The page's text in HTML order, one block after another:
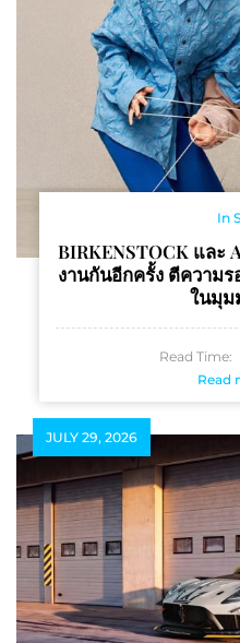
In
BIRKENSTOCK และ
งานกันอีกครั้ง ตีความร
ในมุม
Read Time:
Read
JULY 29, 2026